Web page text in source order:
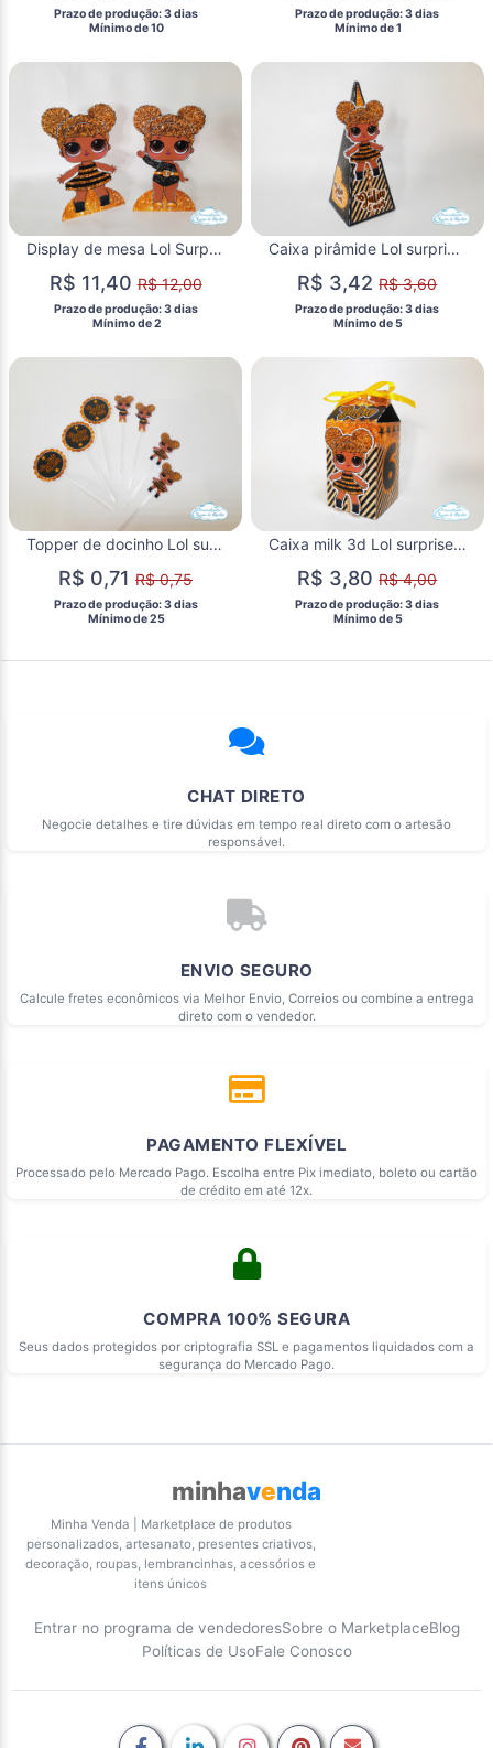
Prazo de produção: 3 dias
  Mínimo de 10
Prazo de produção: 3 dias
  Mínimo de 1
Display de mesa Lol Surprise 39cm - Queen Bee
R$ 11,40R$ 12,00
Prazo de produção: 3 dias
  Mínimo de 2
Caixa pirâmide Lol surprise - Queen Bee
R$ 3,42R$ 3,60
Prazo de produção: 3 dias
  Mínimo de 5
Topper de docinho Lol surprise - Queen Bee
R$ 0,71R$ 0,75
Prazo de produção: 3 dias
  Mínimo de 25
Caixa milk 3d Lol surprise Queen Bee
R$ 3,80R$ 4,00
Prazo de produção: 3 dias
  Mínimo de 5
CHAT DIRETO
Negocie detalhes e tire dúvidas em tempo real direto com o artesão
responsável.
ENVIO SEGURO
Calcule fretes econômicos via Melhor Envio, Correios ou combine a entrega
direto com o vendedor.
PAGAMENTO FLEXÍVEL
Processado pelo Mercado Pago. Escolha entre Pix imediato, boleto ou cartão
de crédito em até 12x.
COMPRA 100% SEGURA
Seus dados protegidos por criptografia SSL e pagamentos liquidados com a
segurança do Mercado Pago.
minhavenda
Minha Venda | Marketplace de produtos
personalizados, artesanato, presentes criativos,
decoração, roupas, lembrancinhas, acessórios e
itens únicos
Entrar no programa de vendedoresSobre o MarketplaceBlog
Políticas de UsoFale Conosco